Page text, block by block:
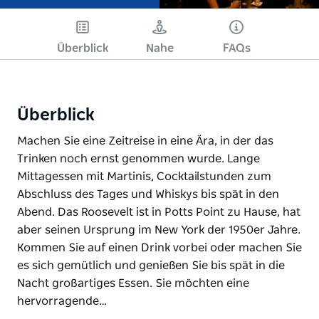
Überblick Nahe FAQs
Überblick
Machen Sie eine Zeitreise in eine Ära, in der das
Trinken noch ernst genommen wurde. Lange
Mittagessen mit Martinis, Cocktailstunden zum
Abschluss des Tages und Whiskys bis spät in den
Abend. Das Roosevelt ist in Potts Point zu Hause, hat
aber seinen Ursprung im New York der 1950er Jahre.
Kommen Sie auf einen Drink vorbei oder machen Sie
es sich gemütlich und genießen Sie bis spät in die
Nacht großartiges Essen. Sie möchten eine
hervorragende…